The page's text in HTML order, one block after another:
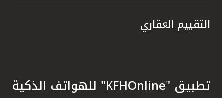
التقييم العقاري
تطبيق "KFHOnline" للهواتف الذكية